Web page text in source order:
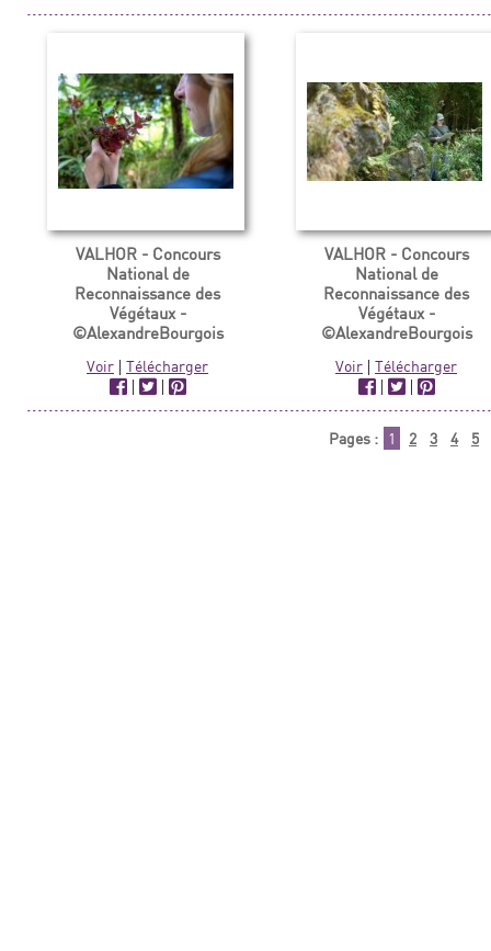
VALHOR - Concours
National de
Reconnaissance des
Végétaux -
©AlexandreBourgois
Voir |Télécharger
|
|
VALHOR - Concours
National de
Reconnaissance des
Végétaux -
©AlexandreBourgois
Voir |Télécharger
|
|
Pages : 1 2 3 4 5